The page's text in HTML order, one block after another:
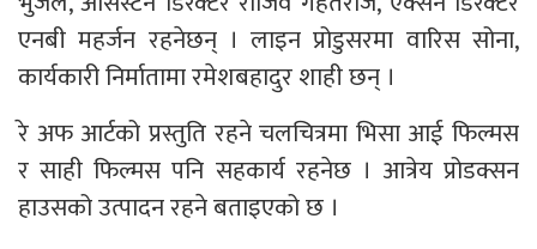
एनबी महर्जन रहनेछन् । लाइन प्रोडुसरमा वारिस सोना,
कार्यकारी निर्मातामा रमेशबहादुर शाही छन् ।
रे अफ आर्टको प्रस्तुति रहने चलचित्रमा भिसा आई फिल्मस
र साही फिल्मस पनि सहकार्य रहनेछ । आत्रेय प्रोडक्सन
हाउसको उत्पादन रहने बताइएको छ ।